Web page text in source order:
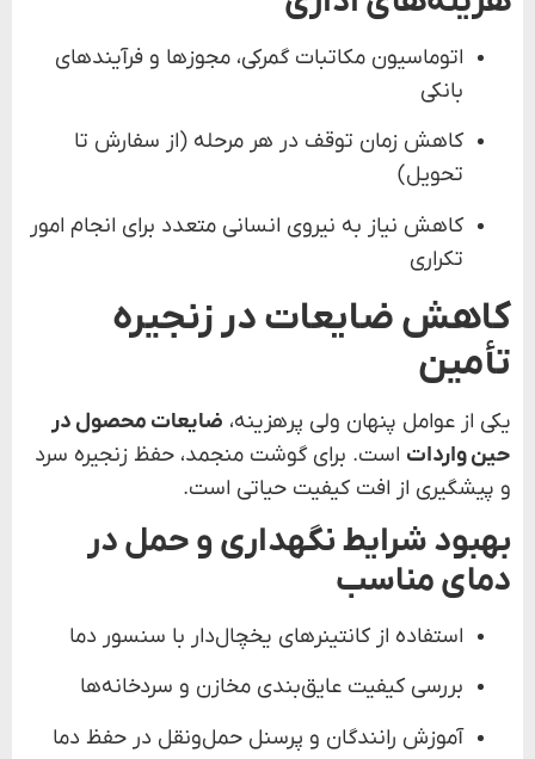
اتوماسیون مکاتبات گمرکی، مجوزها و فرآیندهای
بانکی
کاهش زمان توقف در هر مرحله (از سفارش تا
تحویل)
کاهش نیاز به نیروی انسانی متعدد برای انجام امور
تکراری
کاهش ضایعات در زنجیره
تأمین
یکی از عوامل پنهان ولی پرهزینه، ضایعات محصول در
حین واردات است. برای گوشت منجمد، حفظ زنجیره سرد
و پیشگیری از افت کیفیت حیاتی است.
بهبود شرایط نگهداری و حمل در
دمای مناسب
استفاده از کانتینرهای یخچال‌دار با سنسور دما
بررسی کیفیت عایق‌بندی مخازن و سردخانه‌ها
آموزش رانندگان و پرسنل حمل‌ونقل در حفظ دما